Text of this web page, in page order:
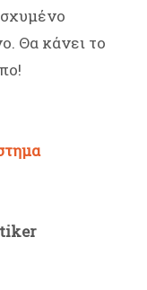
Θα κάνει το